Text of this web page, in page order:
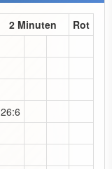
2 Minuten
Rot
26:6